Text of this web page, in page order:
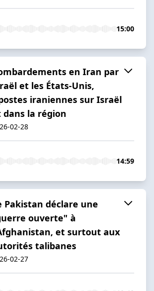
15:00
en Iran par
et les États-Unis,
iraniennes sur Israël
dans la région
02-28
14:59
Pakistan déclare une
ouverte" à
et surtout aux
talibanes
02-27